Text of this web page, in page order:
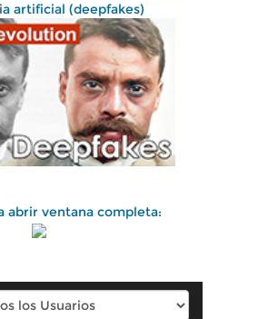
artificial (deepfakes)
abrir ventana completa: